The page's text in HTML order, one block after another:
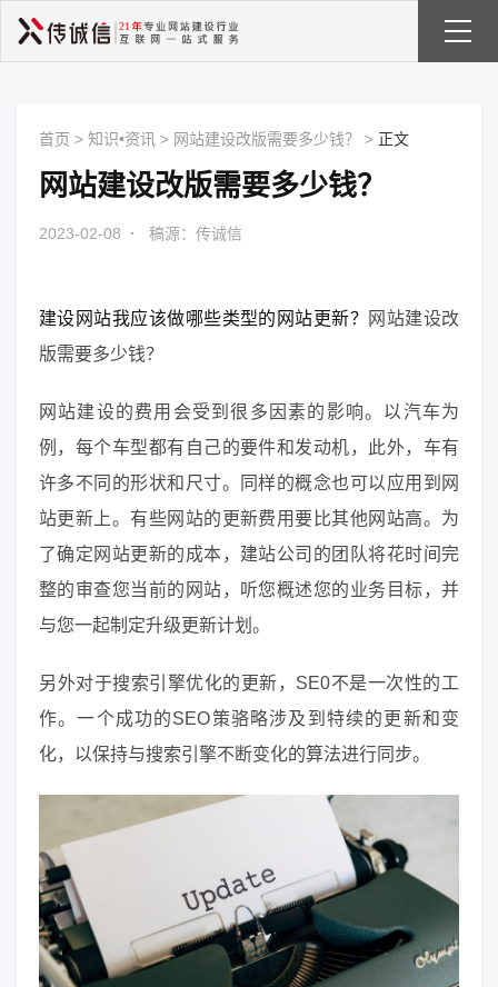
首页 > 知识•资讯 > 网站建设改版需要多少钱？ > 正文
网站建设改版需要多少钱？
2023-02-08 · 稿源：传诚信
建设网站我应该做哪些类型的网站更新？
网站建设改
版需要多少钱？
网站建设的费用会受到很多因素的影响。以汽车为
例，每个车型都有自己的要件和发动机，此外，车有
许多不同的形状和尺寸。同样的概念也可以应用到网
站更新上。有些网站的更新费用要比其他网站高。为
了确定网站更新的成本，建站公司的团队将花时间完
整的审查您当前的网站，听您概述您的业务目标，并
与您一起制定升级更新计划。
另外对于搜索引擎优化的更新，SE0不是一次性的工
作。一个成功的SEO策骆略涉及到特续的更新和变
化，以保持与搜索引擎不断变化的算法进行同步。